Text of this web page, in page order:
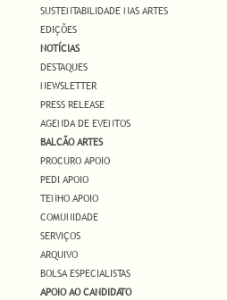
SUSTENTABILIDADE NAS ARTES
EDIÇÕES
NOTÍCIAS
DESTAQUES
NEWSLETTER
PRESS RELEASE
AGENDA DE EVENTOS
BALCÃO ARTES
PROCURO APOIO
PEDI APOIO
TENHO APOIO
COMUNIDADE
SERVIÇOS
ARQUIVO
BOLSA ESPECIALISTAS
APOIO AO CANDIDATO